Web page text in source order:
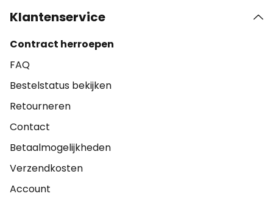
Klantenservice
Contract herroepen
FAQ
Bestelstatus bekijken
Retourneren
Contact
Betaalmogelijkheden
Verzendkosten
Account